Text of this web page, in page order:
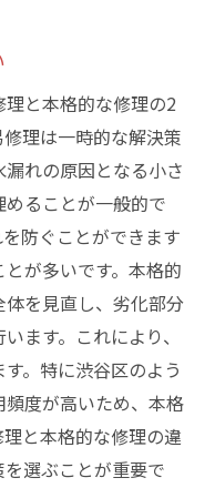
と本格的な修理の2
理は一時的な解決策
れの原因となる小さ
ることが一般的で
防ぐことができます
が多いです。本格的
を見直し、劣化部分
ます。これにより、
。特に渋谷区のよう
度が高いため、本格
と本格的な修理の違
選ぶことが重要で